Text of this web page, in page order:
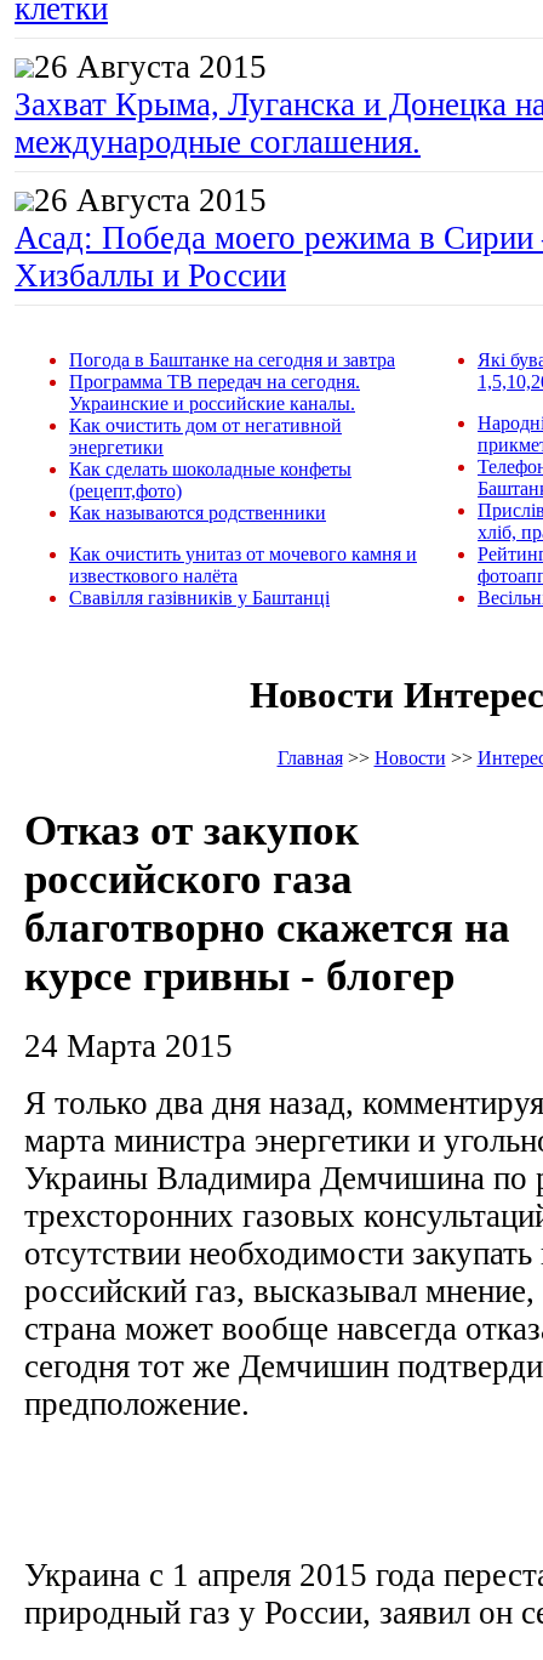
клетки
26 Августа 2015
Захват Крыма, Луганска и Донецка
международные соглашения.
26 Августа 2015
Асад: Победа моего режима в
Хизбаллы и России
Погода в Баштанке на сегодня и завтра
Программа ТВ передач на сегодня.
Украинские и российские каналы.
Как очистить дом от негативной
энергетики
Как сделать шоколадные конфеты
(рецепт,фото)
Как называются родственники
Как очистить унитаз от мочевого камня и
известкового налёта
Свавілля газівників у Баштанці
Які
хліб,
Новости
Главная>> Новости >>
Отказ от закупок
российского газа
благотворно скажется на
курсе гривны - блогер
24 Марта 2015
Я только два дня назад,
марта министра энергетики и
Украины Владимира Демчишина по
трехсторонних газовых
отсутствии необходимости закупать
российский газ, высказывал
страна может вообще навсегда
сегодня тот же Демчишин
предположение.
Украина с 1 апреля 2015 года
природный газ у России, заявил он